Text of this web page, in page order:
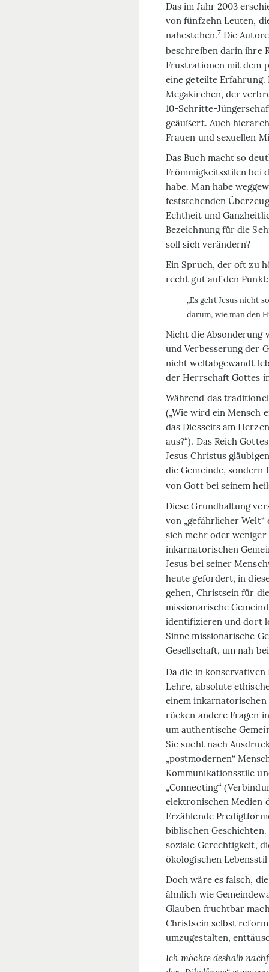
Das im Jahr 2003
von fünfzehn Leuten,
nahestehen.7Die
beschreiben darin ihre
Frustrationen mit dem
eine geteilte Erfahrung.
Megakirchen, der
10-Schritte-
geäußert. Auch
Frauen und sexuellen
Das Buch macht so
Frömmigkeitsstilen bei
habe. Man habe
feststehenden
Echtheit und
Bezeichnung für die
soll sich verändern?
Ein Spruch, der oft zu
recht gut auf den Punkt:
„Es geht Jesus nicht
darum, wie man den
Nicht die Absonderung
und Verbesserung der
nicht weltabgewandt
der Herrschaft Gottes
Während das
(„Wie wird ein Mensch
das Diesseits am
aus?“). Das Reich
Jesus Christus
die Gemeinde, sondern
von Gott bei seinem
Diese Grundhaltung
von „gefährlicher
sich mehr oder weniger
inkarnatorischen
Jesus bei seiner
heute gefordert, in
gehen, Christsein für
missionarische
identifizieren und dort
Sinne missionarische
Gesellschaft, um nah
Da die in
Lehre, absolute
einem
rücken andere Fragen
um authentische
Sie sucht nach
„postmodernen“
Kommunikations­stile
„Connecting“
elektronischen Medien
Erzählende
biblischen
soziale Gerechtigkeit,
ökologischen
Doch wäre es falsch,
ähnlich wie
Glauben fruchtbar
Christsein selbst
umzugestalten,
Ich möchte deshalb